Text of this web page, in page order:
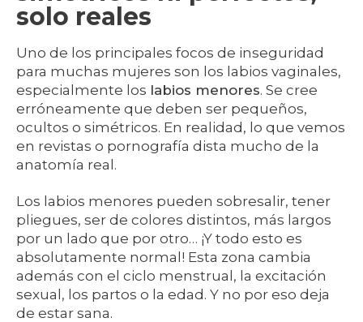
solo reales
Uno de los principales focos de inseguridad
para muchas mujeres son los labios vaginales,
especialmente los labios menores. Se cree
erróneamente que deben ser pequeños,
ocultos o simétricos. En realidad, lo que vemos
en revistas o pornografía dista mucho de la
anatomía real.
Los labios menores pueden sobresalir, tener
pliegues, ser de colores distintos, más largos
por un lado que por otro… ¡Y todo esto es
absolutamente normal! Esta zona cambia
además con el ciclo menstrual, la excitación
sexual, los partos o la edad. Y no por eso deja
de estar sana.